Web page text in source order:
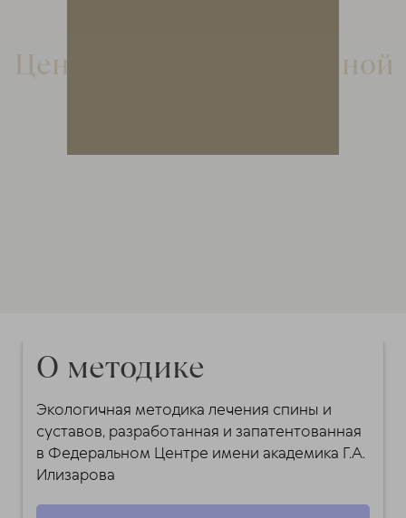
Центр доктора Очеретиной
О методике
Экологичная методика лечения спины и
суставов, разработанная и запатентованная
в Федеральном Центре имени академика Г.А.
Илизарова